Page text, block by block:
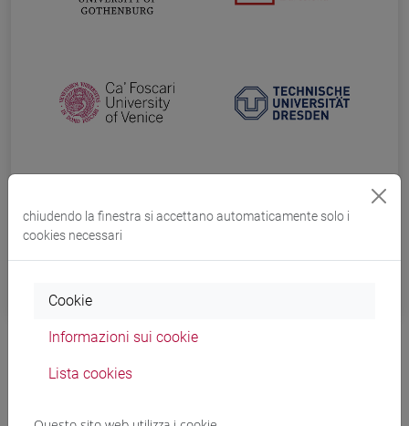
chiudendo la finestra si accettano automaticamente solo i
cookies necessari
Cookie
Informazioni sui cookie
Lista cookies